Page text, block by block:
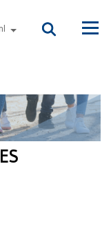
nl andere talen